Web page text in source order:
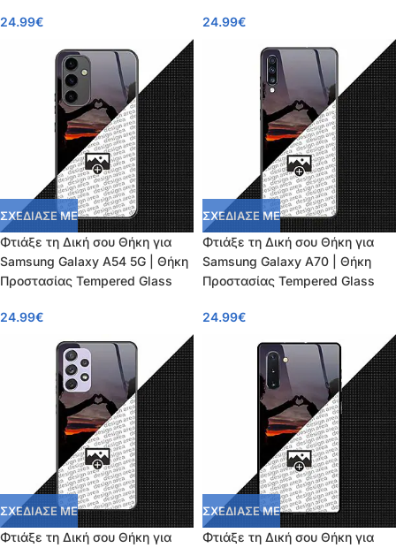
24.99€ 24.99€
ΣΧΕΔΙΑΣΕ ΜΕ
Φτιάξε τη Δική σου Θήκη για
Samsung Galaxy A54 5G | Θήκη
Προστασίας Tempered Glass
24.99€
ΣΧΕΔΙΑΣΕ ΜΕ
Φτιάξε τη Δική σου Θήκη για
Samsung Galaxy A70 | Θήκη
Προστασίας Tempered Glass
24.99€
ΣΧΕΔΙΑΣΕ ΜΕ
Φτιάξε τη Δική σου Θήκη για
ΣΧΕΔΙΑΣΕ ΜΕ
Φτιάξε τη Δική σου Θήκη για